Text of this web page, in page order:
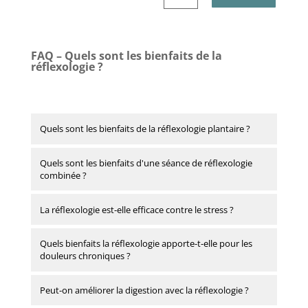
FAQ – Quels sont les bienfaits de la
réflexologie ?
Quels sont les bienfaits de la réflexologie plantaire ?
Quels sont les bienfaits d'une séance de réflexologie
combinée ?
La réflexologie est-elle efficace contre le stress ?
Quels bienfaits la réflexologie apporte-t-elle pour les
douleurs chroniques ?
Peut-on améliorer la digestion avec la réflexologie ?